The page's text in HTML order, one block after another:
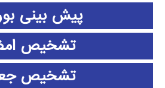
پیش بینی
تشخیص
تشخیص